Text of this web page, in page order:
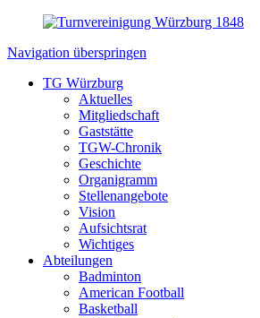
Navigation überspringen
TG Würzburg
Aktuelles
Mitgliedschaft
Gaststätte
TGW-Chronik
Geschichte
Organigramm
Stellenangebote
Vision
Aufsichtsrat
Wichtiges
Abteilungen
Badminton
American Football
Basketball